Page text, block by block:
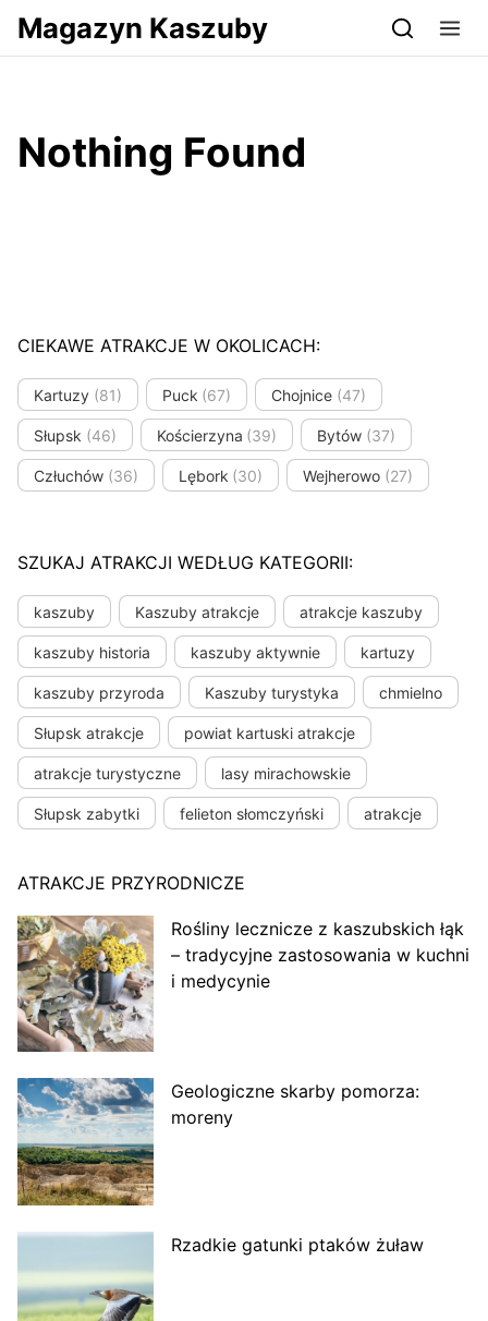
Przejdź do serwisu magazynkaszuby.pl
Magazyn Kaszuby
Nothing Found
CIEKAWE ATRAKCJE W OKOLICACH:
Kartuzy (81) Puck (67) Chojnice (47)
Słupsk (46) Kościerzyna (39) Bytów (37)
Człuchów (36) Lębork (30) Wejherowo (27)
SZUKAJ ATRAKCJI WEDŁUG KATEGORII:
kaszuby Kaszuby atrakcje atrakcje kaszuby
kaszuby historia kaszuby aktywnie kartuzy
kaszuby przyroda Kaszuby turystyka chmielno
Słupsk atrakcje powiat kartuski atrakcje
atrakcje turystyczne lasy mirachowskie
Słupsk zabytki felieton słomczyński atrakcje
ATRAKCJE PRZYRODNICZE
Rośliny lecznicze z kaszubskich łąk
– tradycyjne zastosowania w kuchni
i medycynie
Geologiczne skarby pomorza:
moreny
Rzadkie gatunki ptaków żuław